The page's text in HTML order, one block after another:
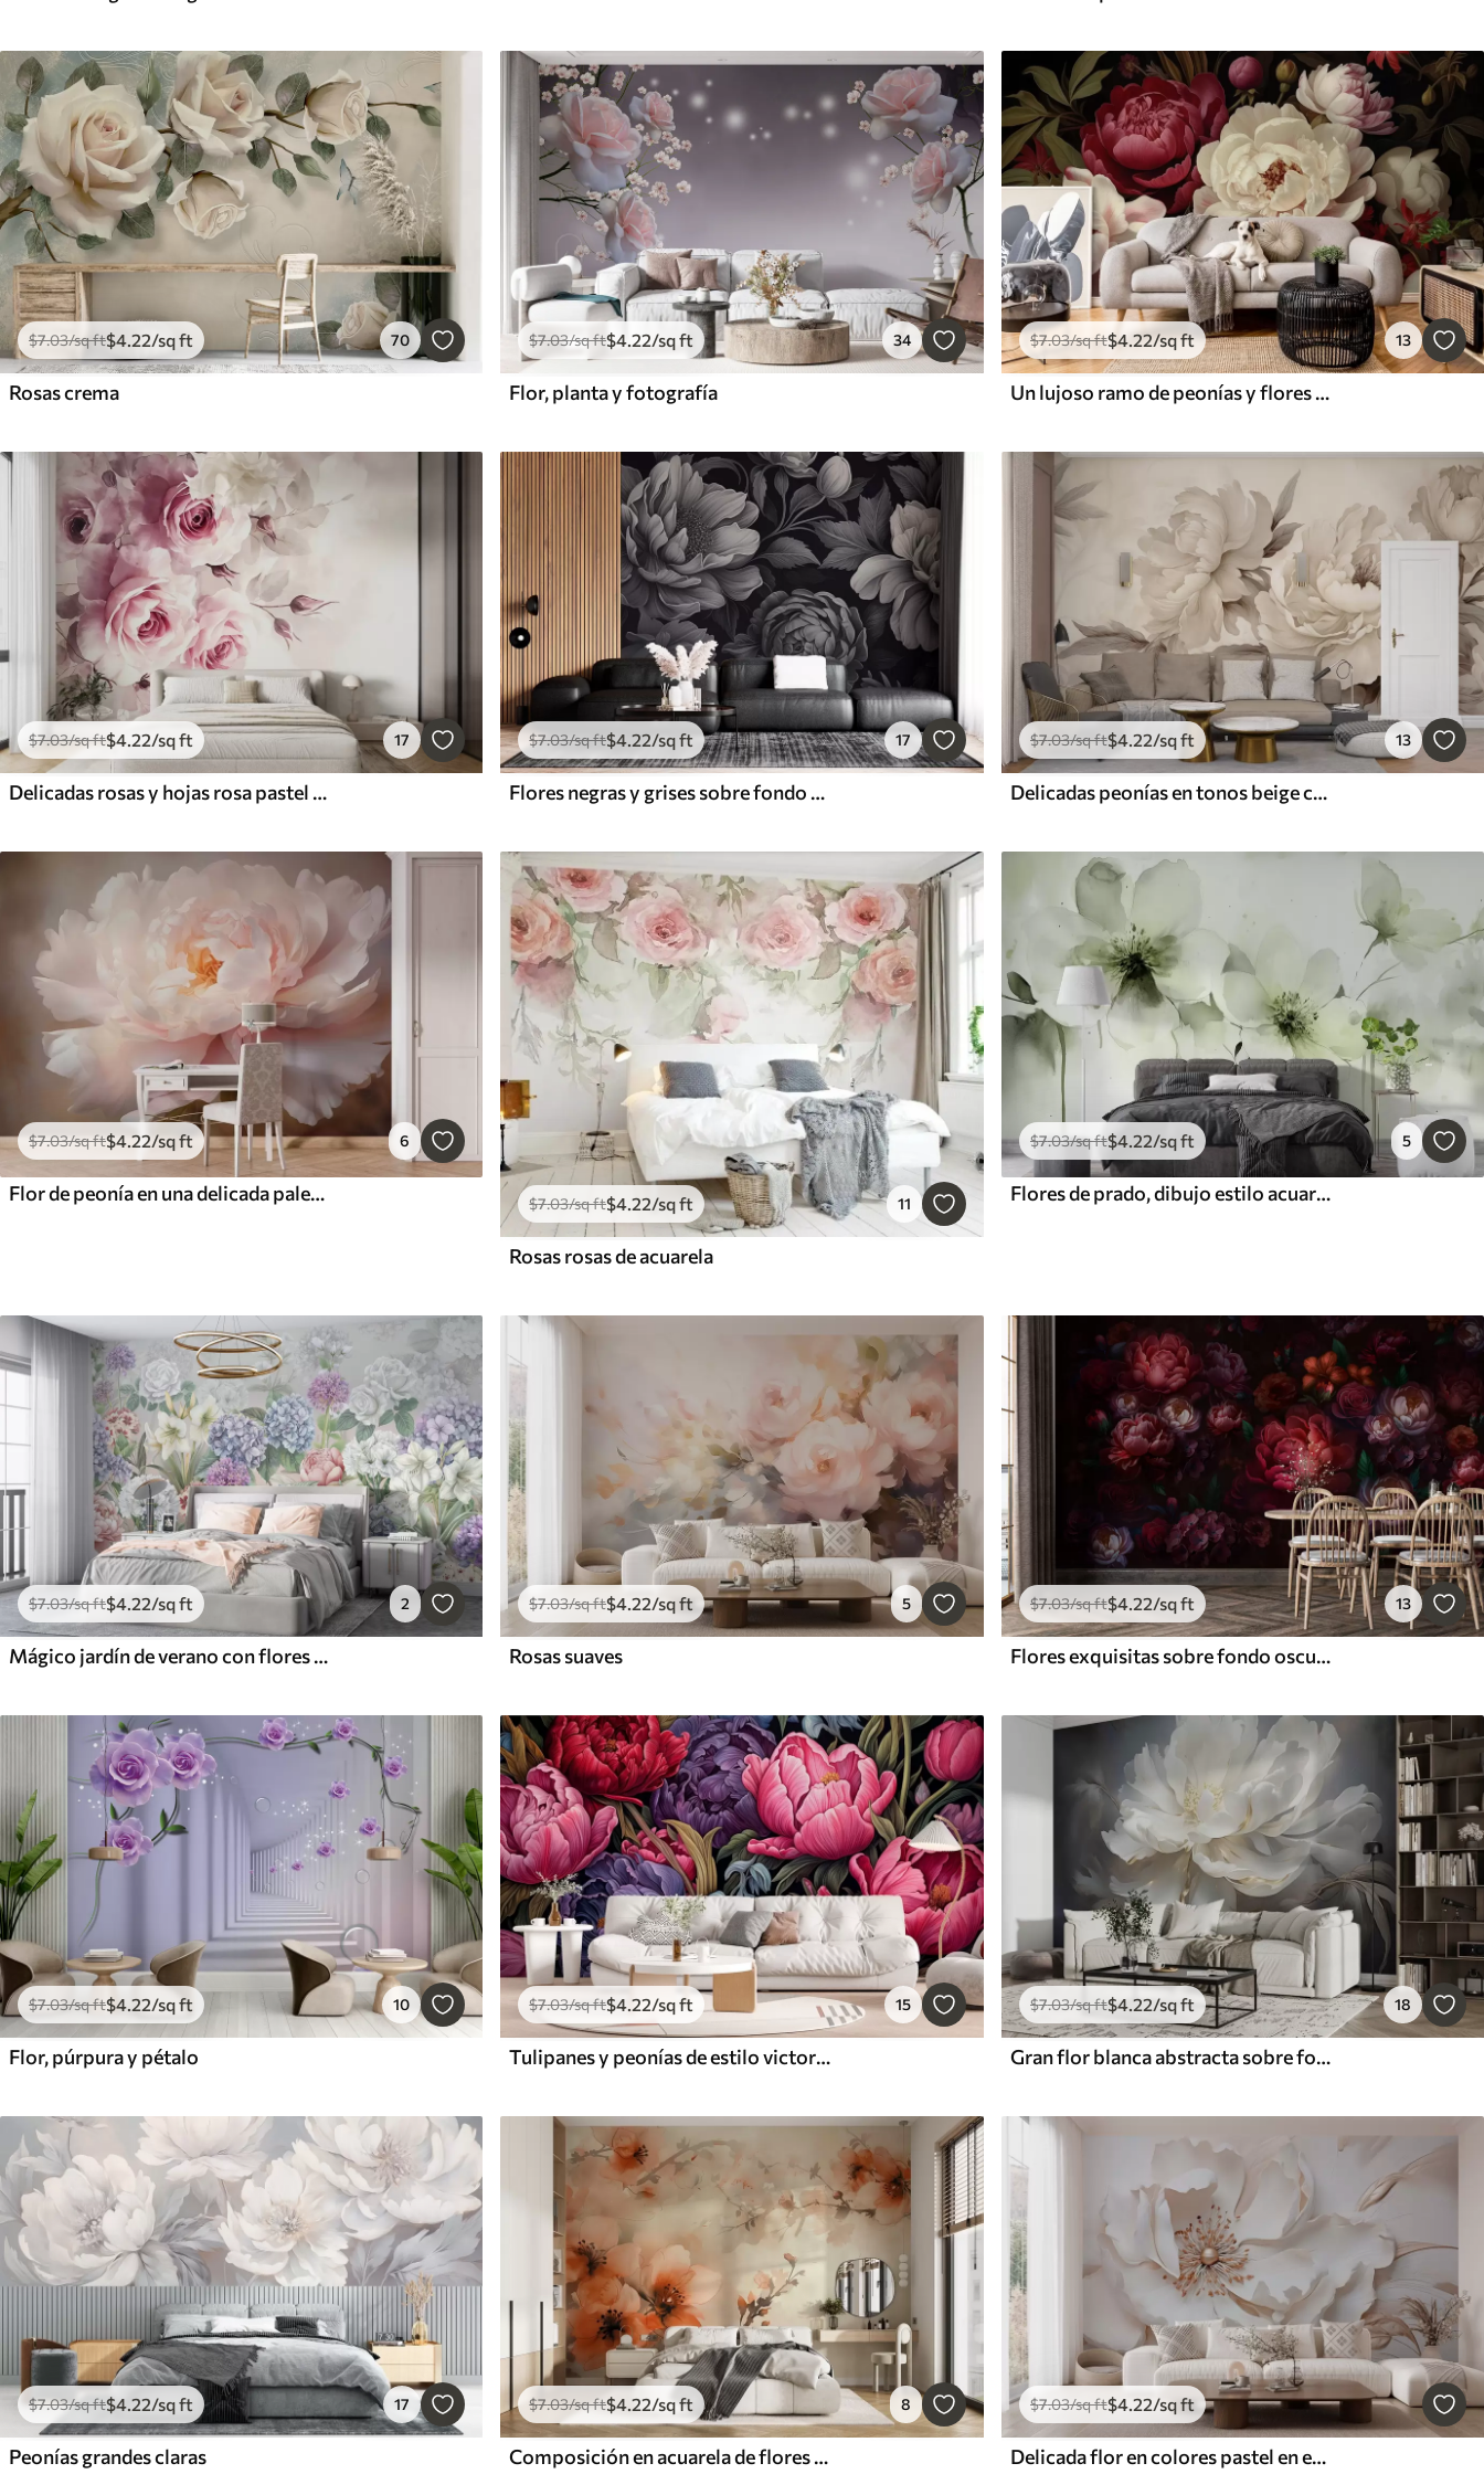
$7.03/sq ft$4 .22/sq ft 70
Rosas crema
$7.03/sq ft$4 .22/sq ft 34
Flor, planta y fotografía
$7.03/sq ft$4.22/sq ft 13
Un lujoso ramo de peonías y flores en ricos tonos rojos, rosas y cremas sobre un fondo oscuro
$7.03/sq ft$4.22/sq ft 17
Delicadas rosas y hojas rosa pastel con fondo suave y difuminado imitación acuarela
$7.03/sq ft$4.22/sq ft 17
Flores negras y grises sobre fondo oscuro
$7.03/sq ft$4.22/sq ft 13
Delicadas peonías en tonos beige crema, con refinados detalles de pétalos y hojas, que crean un ambiente cálido y sofisticado
$7.03/sq ft$4 .22/sq ft 6
Flor de peonía en una delicada paleta de colores $7.03/sq ft$4 .22/sq ft 11
Rosas rosas de acuarela
$7.03/sq ft$4.22/sq ft 5
Flores de prado, dibujo estilo acuarela, paleta de colores verdes
$7.03/sq ft$4.22/sq ft 2
Mágico jardín de verano con flores en colores pastel
$7.03/sq ft$4.22/sq ft 5
Rosas suaves
$7.03/sq ft$4.22/sq ft 13
Flores exquisitas sobre fondo oscuro
$7.03/sq ft$4 .22/sq ft 10
Flor, púrpura y pétalo
$7.03/sq ft$4 .22/sq ft 15
Tulipanes y peonías de estilo victoriano, en colores rosa y morado
$7.03/sq ft$4.22/sq ft 18
Gran flor blanca abstracta sobre fondo oscuro
$7.03/sq ft$4.22/sq ft 17
Peonías grandes claras
$7.03/sq ft$4.22/sq ft 8
Composición en acuarela de flores en cálidos tonos melocotón y naranja
$7.03/sq ft$4.22/sq ft
Delicada flor en colores pastel en estilo bajorrelieve